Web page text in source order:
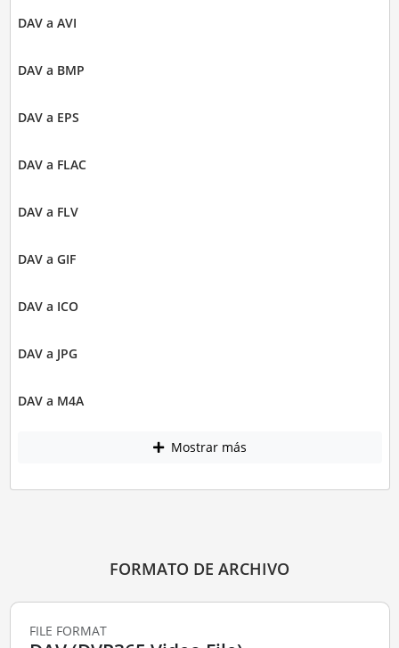
DAV a AVI
DAV a BMP
DAV a EPS
DAV a FLAC
DAV a FLV
DAV a GIF
DAV a ICO
DAV a JPG
DAV a M4A
Mostrar más
FORMATO DE ARCHIVO
FILE FORMAT